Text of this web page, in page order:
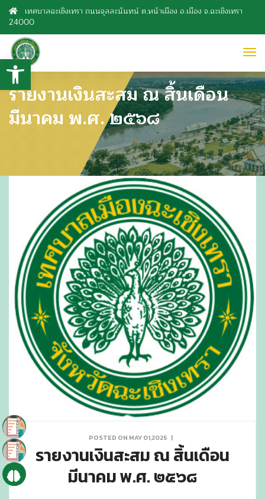
เทศบาลฉะเชิงเทรา ถนนจุลละนันทน์ ต.หน้าเมือง อ.เมือง จ.ฉะเชิงเทรา
24000
รายงานเงินสะสม ณ สิ้นเดือน
มีนาคม พ.ศ. ๒๕๖๘
POSTED ON MAY 01,2025 |
รายงานเงินสะสม ณ สิ้นเดือน
มีนาคม พ.ศ. ๒๕๖๘
Open toolbar